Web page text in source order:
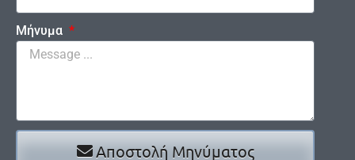
Μήνυμα
Αποστολή Μηνύματος